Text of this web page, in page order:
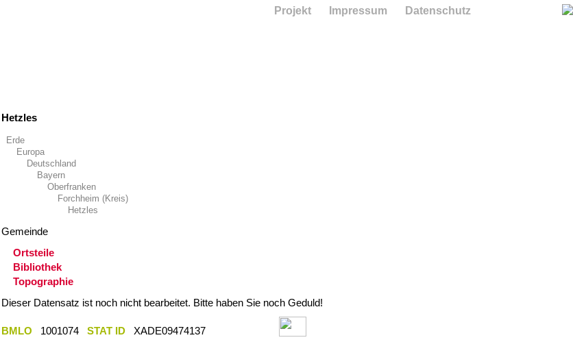
Hetzles
Erde
Europa
Deutschland
Bayern
Oberfranken
Forchheim (Kreis)
Hetzles
Gemeinde
Ortsteile
Bibliothek
Topographie
Dieser Datensatz ist noch nicht bearbeitet. Bitte haben Sie noch Geduld!
BMLO 1001074 STAT ID
XADE09474137
Projekt Impressum Datenschutz